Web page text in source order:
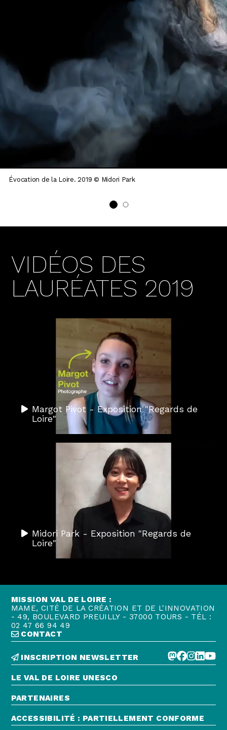
Évocation de la Loire. 2019 © Midori Park
VIDÉOS DES
LAURÉATES 2019
Margot Pivot - Exposition "Regards de
Loire"
Midori Park - Exposition "Regards de
Loire"
MISSION VAL DE LOIRE :
MAME, CITÉ DE LA CRÉATION ET DE L'INNOVATION
- 49, BOULEVARD PREUILLY - 37000 TOURS - TÉL :
02 47 66 94 49
CONTACT
INSCRIPTION NEWSLETTER
LE VAL DE LOIRE UNESCO
PARTENAIRES
ACCESSIBILITÉ : PARTIELLEMENT CONFORME